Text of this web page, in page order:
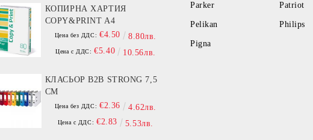
КОПИРНА ХАРТИЯ
COPY&PRINT A4
Цена без ДДС: €4.50 8.80лв.
Цена с ДДС: €5.40 10.56лв.
КЛАСЬОР B2B STRONG 7,5
СМ
Цена без ДДС: €2.36 4.62лв.
Цена с ДДС: €2.83 5.53лв.
Parker Patriot
Pelikan Philips
Pigna